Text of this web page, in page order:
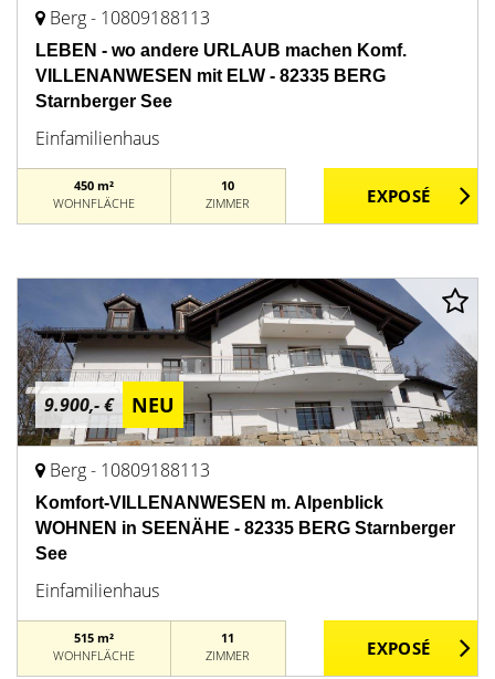
Berg - 10809188113
LEBEN - wo andere URLAUB machen Komf.
VILLENANWESEN mit ELW - 82335 BERG
Starnberger See
Einfamilienhaus
450 m²
WOHNFLÄCHE
10
ZIMMER
9.900,- € NEU
Berg - 10809188113
Komfort-VILLENANWESEN m. Alpenblick
WOHNEN in SEENÄHE - 82335 BERG Starnberger
See
Einfamilienhaus
515 m²
WOHNFLÄCHE
11
ZIMMER